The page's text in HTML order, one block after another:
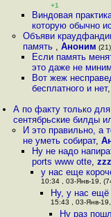
+1
Виндовая
которую обычно
Объяви
память , Аноним
Если память
это даже не
Вот жеж
бесплатного и нет,
А по факту только
сентябрьские билды
И это правильно, а
не уметь собират,
Ну не надо
ports www otte, zzz
у нас еще
10:34 , 03-Янв-19,
Ну, у нас
15:43 , 03-Янв-
Ну раз